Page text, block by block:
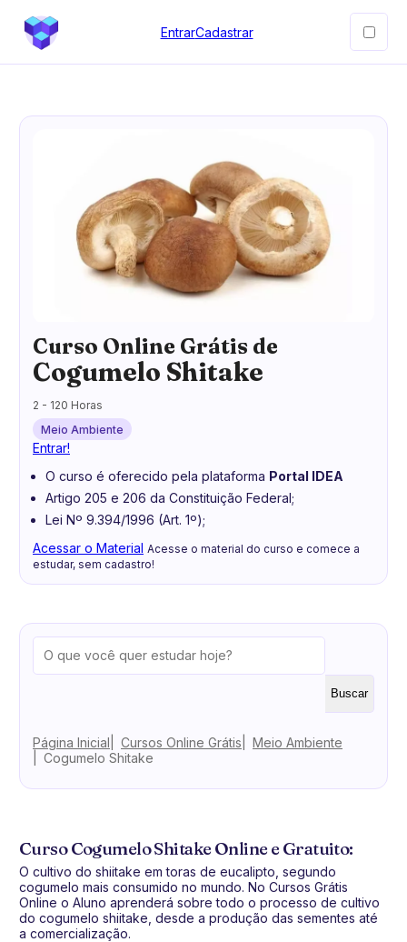
EntrarCadastrar
Curso Online Grátis de
Cogumelo Shitake
2 - 120 Horas
Meio Ambiente
Entrar!
O curso é oferecido pela plataforma Portal IDEA
Artigo 205 e 206 da Constituição Federal;
Lei Nº 9.394/1996 (Art. 1º);
Acessar o Material Acesse o material do curso e comece a
estudar, sem cadastro!
Buscar
Página Inicial Cursos Online Grátis
Meio Ambiente
Cogumelo Shitake
Curso Cogumelo Shitake Online e Gratuito:
O cultivo do shiitake em toras de eucalipto, segundo
cogumelo mais consumido no mundo. No Cursos Grátis
Online o Aluno aprenderá sobre todo o processo de cultivo
do cogumelo shiitake, desde a produção das sementes até
a comercialização.